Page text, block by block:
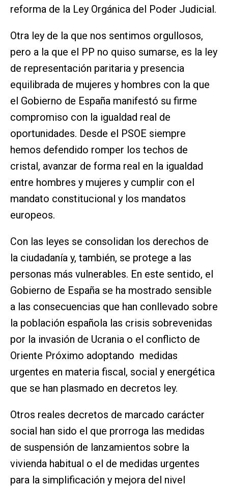
reforma de la Ley Orgánica del Poder Judicial.
Otra ley de la que nos sentimos orgullosos,
pero a la que el PP no quiso sumarse, es la ley
de representación paritaria y presencia
equilibrada de mujeres y hombres con la que
el Gobierno de España manifestó su firme
compromiso con la igualdad real de
oportunidades. Desde el PSOE siempre
hemos defendido romper los techos de
cristal, avanzar de forma real en la igualdad
entre hombres y mujeres y cumplir con el
mandato constitucional y los mandatos
europeos.
Con las leyes se consolidan los derechos de
la ciudadanía y, también, se protege a las
personas más vulnerables. En este sentido, el
Gobierno de España se ha mostrado sensible
a las consecuencias que han conllevado sobre
la población española las crisis sobrevenidas
por la invasión de Ucrania o el conflicto de
Oriente Próximo adoptando medidas
urgentes en materia fiscal, social y energética
que se han plasmado en decretos ley.
Otros reales decretos de marcado carácter
social han sido el que prorroga las medidas
de suspensión de lanzamientos sobre la
vivienda habitual o el de medidas urgentes
para la simplificación y mejora del nivel